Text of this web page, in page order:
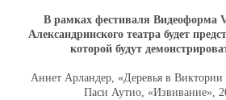
В рамках фестиваля Видеоформа
Александринского театра будет
которой будут
Аннет Арландер, «Деревья в
Паси Аутио, «Извивание»,